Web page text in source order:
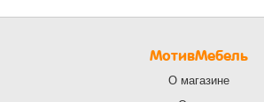
МотивМебель
О магазине